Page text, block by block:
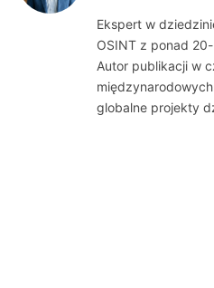
Ekspert w
OSINT z ponad
Autor publikacji w
globalne projekty